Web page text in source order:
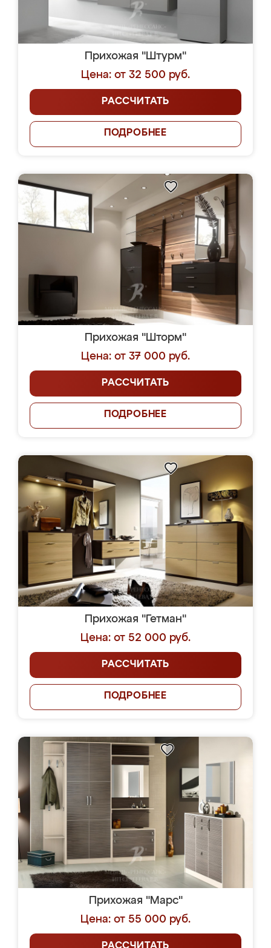
Прихожая "Штурм"
Цена: от 32 500 руб.
РАССЧИТАТЬ
ПОДРОБНЕЕ
Прихожая "Шторм"
Цена: от 37 000 руб.
РАССЧИТАТЬ
ПОДРОБНЕЕ
Прихожая "Гетман"
Цена: от 52 000 руб.
РАССЧИТАТЬ
ПОДРОБНЕЕ
Прихожая "Марс"
Цена: от 55 000 руб.